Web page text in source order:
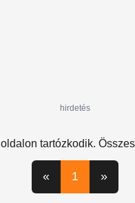
hirdetés
oldalon tartózkodik.
« 1 »